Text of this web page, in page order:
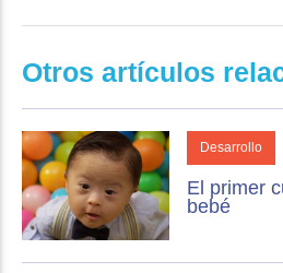
Otros artículos
Desarrollo
El primer
bebé